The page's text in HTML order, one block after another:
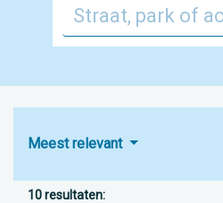
Meest relevant
10 resultaten: